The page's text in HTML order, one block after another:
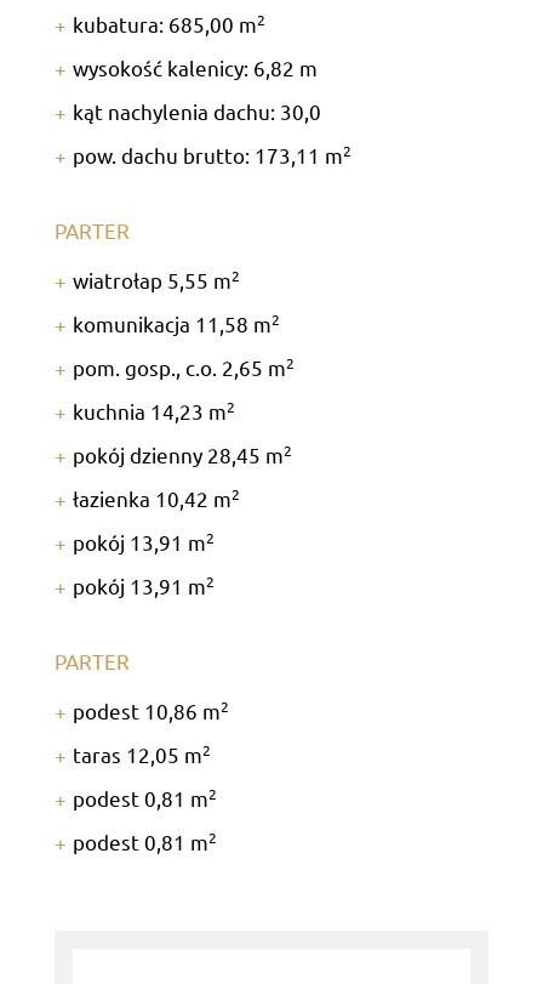
kubatura: 685,00 m2
wysokość kalenicy: 6,82 m
kąt nachylenia dachu: 30,0
pow. dachu brutto: 173,11 m2
PARTER
wiatrołap 5,55 m2
komunikacja 11,58 m2
pom. gosp., c.o. 2,65 m2
kuchnia 14,23 m2
pokój dzienny 28,45 m2
łazienka 10,42 m2
pokój 13,91 m2
pokój 13,91 m2
PARTER
podest 10,86 m2
taras 12,05 m2
podest 0,81 m2
podest 0,81 m2